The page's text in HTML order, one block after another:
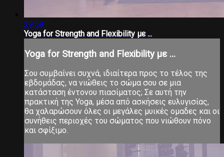
29:59
Yoga for Strength and Flexibility με ...
Yoga for Strength and Flexibility με ...
Σου συμβαίνει συχνά, ιδιαίτερα προς το τέλος της
εβδομάδας, να νιώθεις το σώμα σου σε μια
κατάσταση έντονου πιασίματος; Σε αυτή την
πρακτική της Yoga, μέσα από ασκήσεις ευλυγισίας,
θα χαλαρώσουν όλες οι μεγάλες μυικές ομαδες και οι
συνήθεις περιοχές του σώματος που νιώθουν πόνο
και σφίξιμο.